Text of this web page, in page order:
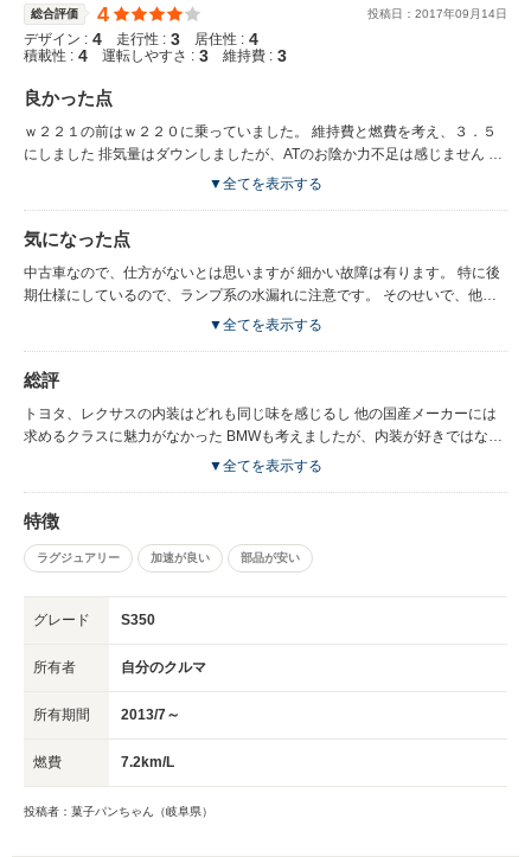
総合評価 4 投稿日： 2017年09 月 14日
デザイン : 4 走行性 : 3 居住性 : 4
積載性 : 4 運転しやすさ : 3 維持費 : 3
良かった点
ｗ２２１の前はｗ２２０に乗っていました。 維持費と燃費を考え、３．５
にしました 排気量はダウンしましたが、ATのお陰か力不足は感じません 前
車に比べ、しっかり感の有る車体で運転しててもスポーティ感と 高級感を
有り全体にｗ２２０から比べると高級感を感じます。 たまにトヨタ車セダ
ンを運転して感じる、限界域での不安定感 スポーツカーとまでは言わない
ですが、セダンとしては良いです
▼全てを表示する
気になった点
中古車なので、仕方がないとは思いますが 細かい故障は有ります。 特に後
期仕様にしているので、ランプ系の水漏れに注意です。 そのせいで、他の
電装系も壊れる可能性が有ります。 エンジンのインテークタンブルフラッ
見難い 輸入車の宿命か ドアメッキトリムはすぐ曇って輝きが無くなる そ
れと、ハンドルのスイッチがネバネバになるのは 未だに代わってないで
す。 足回りでエアサスの故障は前車で経験しましたが、ｗ２２１では無い
ライザーのガタを気を付けた方が良いですね。
▼全てを表示する
総評
トヨタ、レクサスの内装はどれも同じ味を感じるし 他の国産メーカーには
求めるクラスに魅力がなかった BMWも考えましたが、内装が好きではなか
った なんと言っても ｗ２２１の横から見たエレガントなラインが好きで買
ラスの色と２重ガラスの違いは大きいかと・・・ シートのエアー調整箇所
も違ってきますし 試乗出来るなら、オートマのモードをSにして試乗すると
良い 普段はCモードで乗るとは思うけど、Sモードの方が ミッションの状態
を感じ易いです。 同じ時期の国産車程、古さを感じないので中古車をお考
えの人には 輸入車は良いと思う。 国産車でも壊れる時は壊れますし(・
▼全てを表示する
特徴
ラグジュアリー 加速が良い 部品が安い
グレード S350
所有者 自分のクルマ
所有期間 2013/7～
燃費 7.2km/L
投稿者：菓子パンちゃん（岐阜県）